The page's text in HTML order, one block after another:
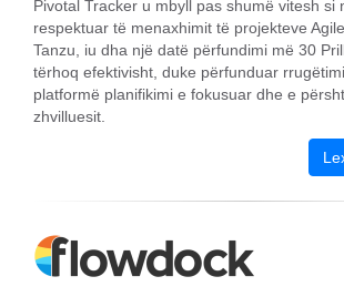
Pivotal Tracker u mbyll pas shumë vitesh si
respektuar të menaxhimit të projekteve
Tanzu, iu dha një datë përfundimi më 30
tërhoq efektivisht, duke përfunduar
platformë planifikimi e fokusuar dhe e
zhvilluesit.